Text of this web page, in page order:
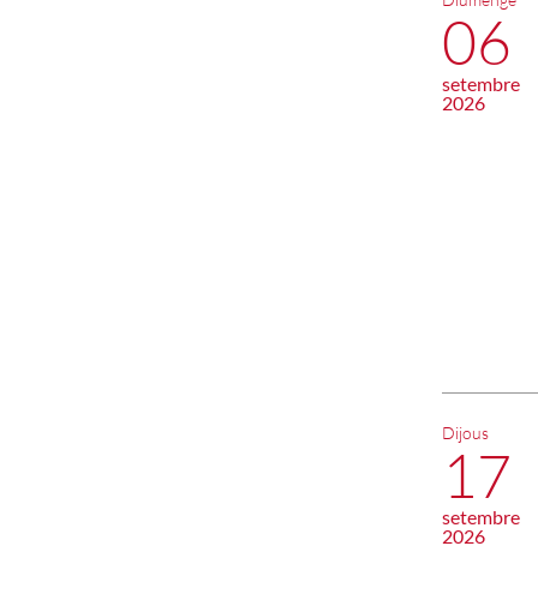
06
setembre
2026
Dijous
17
setembre
2026